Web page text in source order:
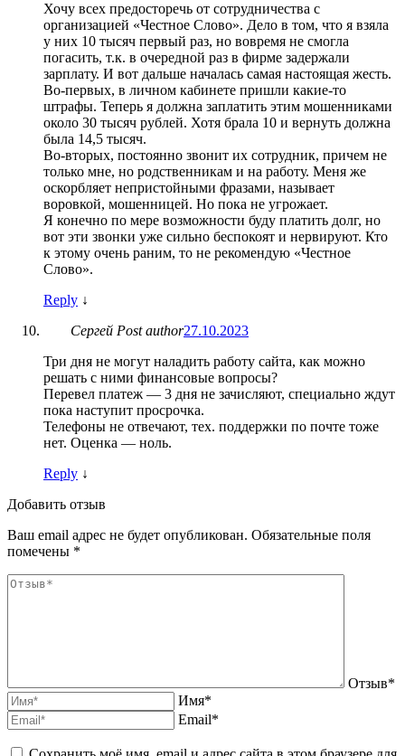
Хочу всех предосторечь от сотрудничества с
организацией «Честное Слово». Дело в том, что я взяла
у них 10 тысяч первый раз, но вовремя не смогла
погасить, т.к. в очередной раз в фирме задержали
зарплату. И вот дальше началась самая настоящая жесть.
Во-первых, в личном кабинете пришли какие-то
штрафы. Теперь я должна заплатить этим мошенниками
около 30 тысяч рублей. Хотя брала 10 и вернуть должна
была 14,5 тысяч.
Во-вторых, постоянно звонит их сотрудник, причем не
только мне, но родственникам и на работу. Меня же
оскорбляет непристойными фразами, называет
воровкой, мошенницей. Но пока не угрожает.
Я конечно по мере возможности буду платить долг, но
вот эти звонки уже сильно беспокоят и нервируют. Кто
к этому очень раним, то не рекомендую «Честное
Слово».
Reply ↓
Сергей Post author27.10.2023
Три дня не могут наладить работу сайта, как можно
решать с ними финансовые вопросы?
Перевел платеж — 3 дня не зачисляют, специально ждут
пока наступит просрочка.
Телефоны не отвечают, тех. поддержки по почте тоже
нет. Оценка — ноль.
Reply ↓
Добавить отзыв
Ваш email адрес не будет опубликован. Обязательные поля
помечены *
Отзыв*
Имя*
Email*